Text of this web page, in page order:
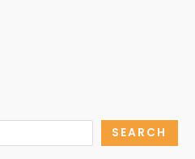
SEARCH